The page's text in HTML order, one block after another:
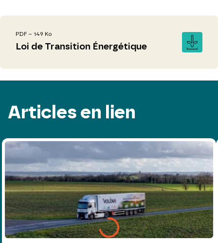
PDF – 149 Ko
Loi de Transition Énergétique
Articles en lien